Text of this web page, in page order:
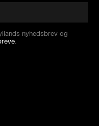
nyhedsbrev og